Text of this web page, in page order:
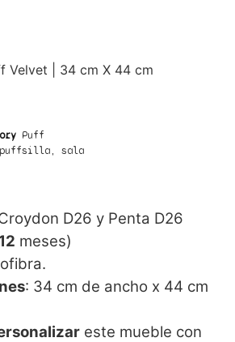
Velvet | 34 cm X 44 cm
Puff
puffsilla, sala
D26 y Penta D26
12 meses)
: 34 cm de ancho x 44 cm
este mueble con